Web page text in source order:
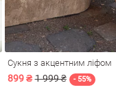
Сукня з акцентним ліфом
899 ₴ 1 999 ₴ - 55%